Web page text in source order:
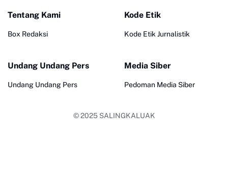
Tentang Kami
Box Redaksi
Kode Etik
Kode Etik Jurnalistik
Undang Undang Pers
Undang Undang Pers
Media Siber
Pedoman Media Siber
© 2025 SALINGKALUAK